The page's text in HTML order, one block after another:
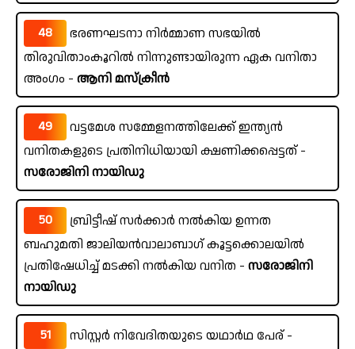
48
ഭരണഘടനാ നിർമ്മാണ സഭയിൽ
തിരുവിതാംകൂറിൽ നിന്നുണ്ടായിരുന്ന ഏക വനിതാ
അംഗം - ആനി മസ്ക്രീൻ
49
വട്ടമേശ സമ്മേളനത്തിലേക്ക് ഇന്ത്യൻ
വനിതകളുടെ പ്രതിനിധിയായി ക്ഷണിക്കപ്പെട്ടത് -
സരോജിനി നായിഡു
50
ബ്രിട്ടീഷ് സർക്കാർ നൽകിയ ഉന്നത
ബഹുമതി ജാലിയൻവാലാബാഗ് കൂട്ടക്കൊലയിൽ
പ്രതിഷേധിച്ച് മടക്കി നൽകിയ വനിത - സരോജിനി
നായിഡു
51
സിസ്റ്റർ നിവേദിതയുടെ യഥാർഥ പേര് -